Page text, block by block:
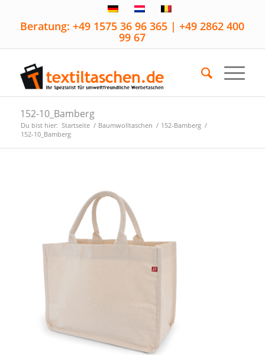
Beratung: +49 1575 36 96 365 | +49 2862 400
99 67
152-10_Bamberg
Du bist hier: Startseite / Baumwolltaschen / 152-Bamberg /
152-10_Bamberg